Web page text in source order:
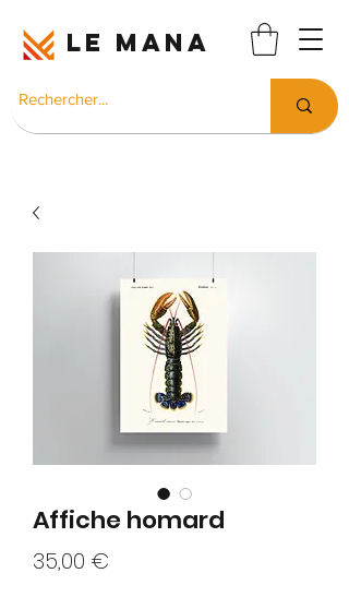
LE MANA
Affiche homard
35,00 €